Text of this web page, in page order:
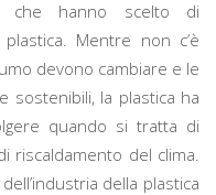
che hanno scelto di
Mentre non c’è
devono cambiare e le
sostenibili, la plastica ha
quando si tratta di
riscaldamento del clima.
della plastica